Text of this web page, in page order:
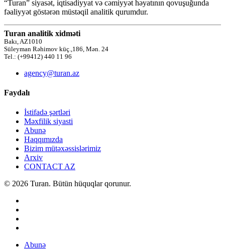
“Turan” siyasət, iqtisadiyyat və cəmiyyət həyatının qovuşuğunda
fəaliyyət göstərən müstəqil analitik qurumdur.
Turan analitik xidməti
Bakı, AZ1010
Süleyman Rəhimov küç.,186, Mən. 24
Tel.: (+99412) 440 11 96
agency@turan.az
Faydalı
İstifadə şərtləri
Məxfilik siyasti
Abunə
Haqqımızda
Bizim mütəxəssislərimiz
Arxiv
CONTACT AZ
© 2026 Turan. Bütün hüquqlar qorunur.
Abunə